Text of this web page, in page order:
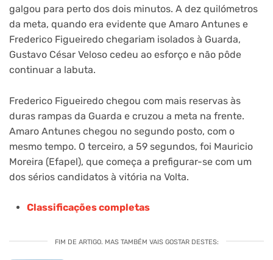
galgou para perto dos dois minutos. A dez quilómetros
da meta, quando era evidente que Amaro Antunes e
Frederico Figueiredo chegariam isolados à Guarda,
Gustavo César Veloso cedeu ao esforço e não pôde
continuar a labuta.
Frederico Figueiredo chegou com mais reservas às
duras rampas da Guarda e cruzou a meta na frente.
Amaro Antunes chegou no segundo posto, com o
mesmo tempo. O terceiro, a 59 segundos, foi Mauricio
Moreira (Efapel), que começa a prefigurar-se com um
dos sérios candidatos à vitória na Volta.
Classificações completas
FIM DE ARTIGO. MAS TAMBÉM VAIS GOSTAR DESTES: